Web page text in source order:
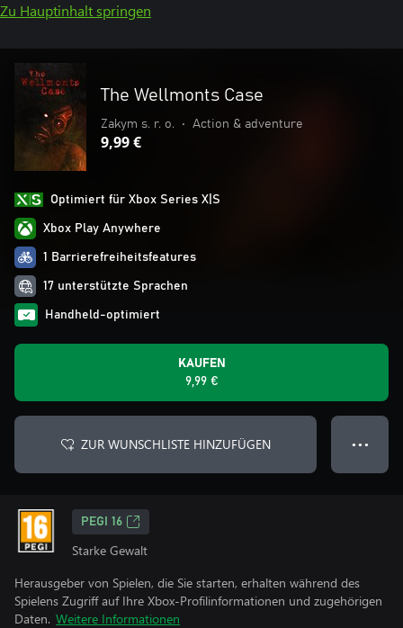
Zu Hauptinhalt springen
The Wellmonts Case
Zakym s. r. o. • Action & adventure
9,99 €
Optimiert für Xbox Series X|S
Xbox Play Anywhere
1 Barrierefreiheitsfeatures
17 unterstützte Sprachen
Handheld-optimiert
KAUFEN
9,99 €
ZUR WUNSCHLISTE HINZUFÜGEN ● ● ●
PEGI 16
Starke Gewalt
Herausgeber von Spielen, die Sie starten, erhalten während des
Spielens Zugriff auf Ihre Xbox-Profilinformationen und zugehörigen
Daten. Weitere Informationen